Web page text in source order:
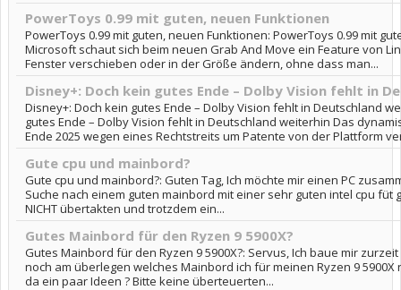
PowerToys 0.99 mit guten, neuen Funktionen
PowerToys 0.99 mit guten, neuen Funktionen: PowerToys 0.99 mit
Microsoft schaut sich beim neuen Grab And Move ein Feature von
Fenster verschieben oder in der Größe ändern, ohne dass man...
Disney+: Doch kein gutes Ende – Dolby Vision fehlt in
Disney+: Doch kein gutes Ende – Dolby Vision fehlt in Deutschland
gutes Ende – Dolby Vision fehlt in Deutschland weiterhin Das
Ende 2025 wegen eines Rechtstreits um Patente von der Plattform
Gute cpu und mainbord?
Gute cpu und mainbord?: Guten Tag, Ich möchte mir einen PC
Suche nach einem guten mainbord mit einer sehr guten intel cpu füt
NICHT übertakten und trotzdem ein...
Gutes Mainbord für den Ryzen 9 5900X?
Gutes Mainbord für den Ryzen 9 5900X?: Servus, Ich baue mir
noch am überlegen welches Mainbord ich für meinen Ryzen 9 5900X
da ein paar Ideen ? Bitte keine überteuerten...